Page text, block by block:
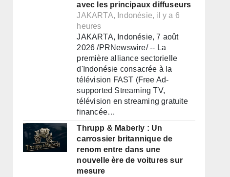
avec les principaux diffuseurs
JAKARTA, Indonésie, il y a 6
heures
JAKARTA, Indonésie, 7 août
2026 /PRNewswire/ -- La
première alliance sectorielle
d'Indonésie consacrée à la
télévision FAST (Free Ad-
supported Streaming TV,
télévision en streaming gratuite
financée…
Thrupp & Maberly : Un
carrossier britannique de
renom entre dans une
nouvelle ère de voitures sur
mesure